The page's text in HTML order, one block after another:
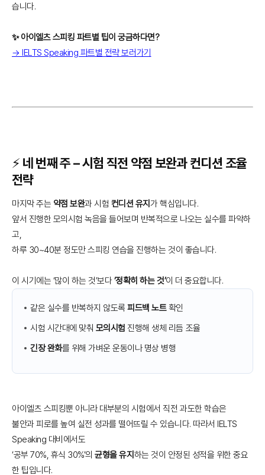
습니다.
✨ 아이엘츠 스피킹 파트별 팁이 궁금하다면?
→ IELTS Speaking 파트별 전략 보러가기
⚡ 네 번째 주 – 시험 직전 약점 보완과 컨디션 조율
전략
마지막 주는 약점 보완과 시험 컨디션 유지가 핵심입니다.
앞서 진행한 모의시험 녹음을 들어보며 반복적으로 나오는 실수를 파악하
고,
하루 30~40분 정도만 스피킹 연습을 진행하는 것이 좋습니다.
이 시기에는 ‘많이 하는 것’보다‘정확히 하는 것’이 더 중요합니다.
같은 실수를 반복하지 않도록 피드백 노트확인
시험 시간대에 맞춰 모의시험 진행해 생체 리듬 조율
긴장 완화를 위해 가벼운 운동이나 명상 병행
아이엘츠 스피킹뿐 아니라 대부분의 시험에서 직전 과도한 학습은
불안과 피로를 높여 실전 성과를 떨어뜨릴 수 있습니다. 따라서 IELTS
Speaking 대비에서도
‘공부 70%, 휴식 30%’의균형을 유지하는 것이 안정된 성적을 위한 중요
한 팁입니다.